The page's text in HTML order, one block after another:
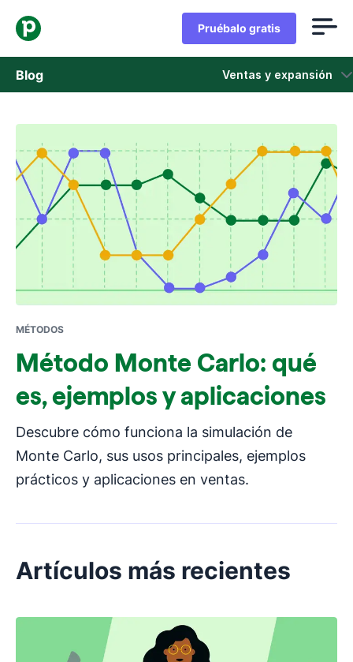
Pruébalo gratis
Blog Ventas y expansión
Ventas
Marketing
Actualizaciones de Producto
Casos de estudio
Se abre en una nueva ventana
MÉTODOS
Método Monte Carlo: qué
es, ejemplos y aplicaciones
Descubre cómo funciona la simulación de
Monte Carlo, sus usos principales, ejemplos
prácticos y aplicaciones en ventas.
Artículos más recientes